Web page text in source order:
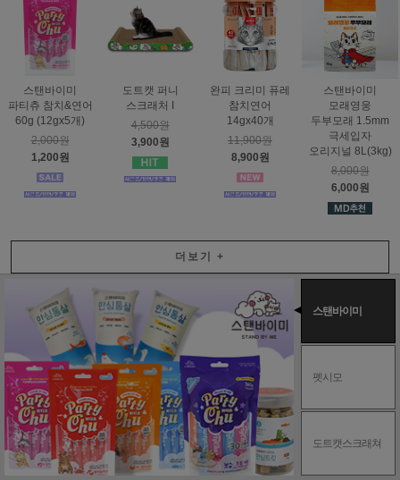
스탠바이미
파티츄 참치&연어
60g (12gx5개)
2,000원
1,200원
도트캣 퍼니
스크래처 I
4,500원
3,900원
완피 크리미 퓨레
참치연어
14gx40개
11,900원
8,900원
스탠바이미
모래영웅
두부모래 1.5mm
극세입자
오리지널 8L(3kg)
8,000원
6,000원
더보기 +
스탠바이미
펫시모
도트캣스크래쳐